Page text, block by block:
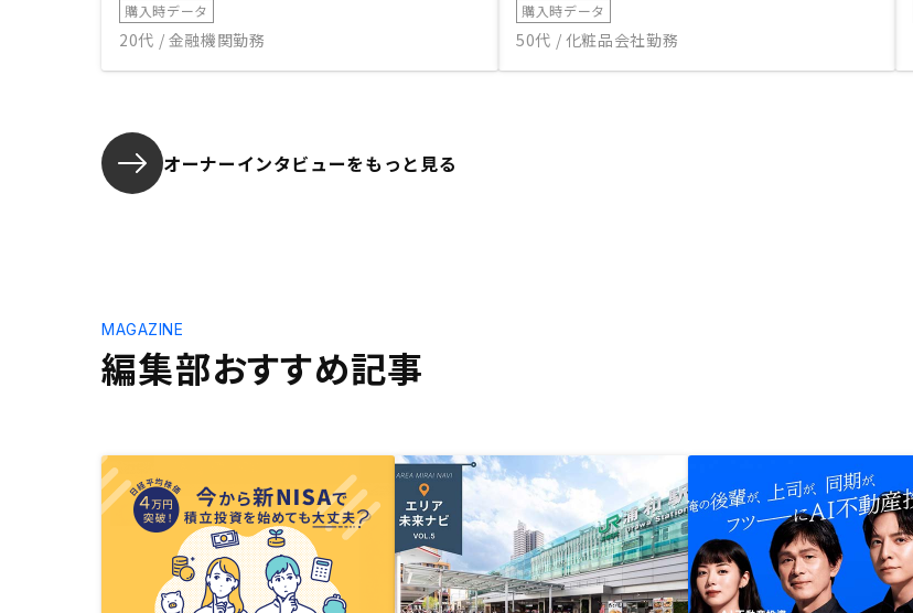
購入時データ
20代 / 金融機関勤務
購入時データ
50代 / 化粧品会社勤務
オーナーインタビューをもっと見る
編集部おすすめ記事
MAGAZINE